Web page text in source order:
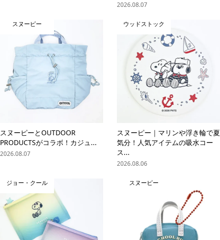
2026.08.07
スヌーピー
スヌーピーとOUTDOOR
PRODUCTSがコラボ！カジュ...
2026.08.07
ウッドストック
スヌーピー｜マリンや浮き輪で夏
気分！人気アイテムの吸水コー
ス...
2026.08.06
ジョー・クール スヌーピー